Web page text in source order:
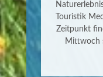
Touristik
Zeitpunkt
Mittwoch